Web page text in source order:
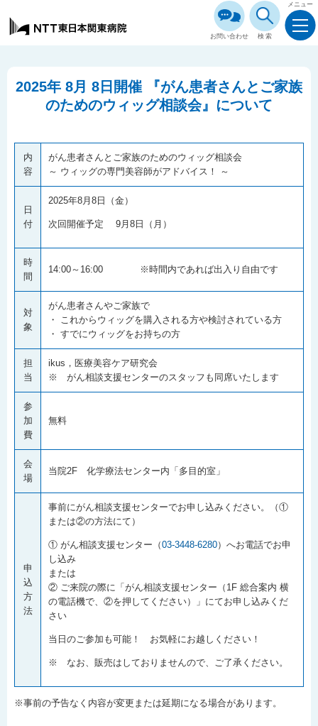
お問い合わせ 検索
メニュー
2025年 8月 8日開催 『がん患者さんとご家族
のためのウィッグ相談会』について
内
容
がん患者さんとご家族のためのウィッグ相談会
～ ウィッグの専門美容師がアドバイス！ ～
日
付
2025年8月8日（金）
次回開催予定 9月8日（月）
時
間
14:00～16:00 ※時間内であれば出入り自由です
対
象
がん患者さんやご家族で
・ これからウィッグを購入される方や検討されている方
・ すでにウィッグをお持ちの方
担
当
ikus，医療美容ケア研究会
※ がん相談支援センターのスタッフも同席いたします
参
加
費
無料
会
場
当院2F 化学療法センター内「多目的室」
申
込
方
法
事前にがん相談支援センターでお申し込みください。（①
または②の方法にて）
① がん相談支援センター（03-3448-6280）へお電話でお申
し込み
または
② ご来院の際に「がん相談支援センター（1F 総合案内 横
の電話機で、②を押してください）」にてお申し込みくだ
さい
当日のご参加も可能！ お気軽にお越しください！
※ なお、販売はしておりませんので、ご了承ください。
※事前の予告なく内容が変更または延期になる場合があります。